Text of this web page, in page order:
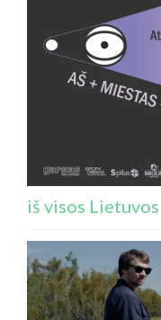
iš visos Lietuvos